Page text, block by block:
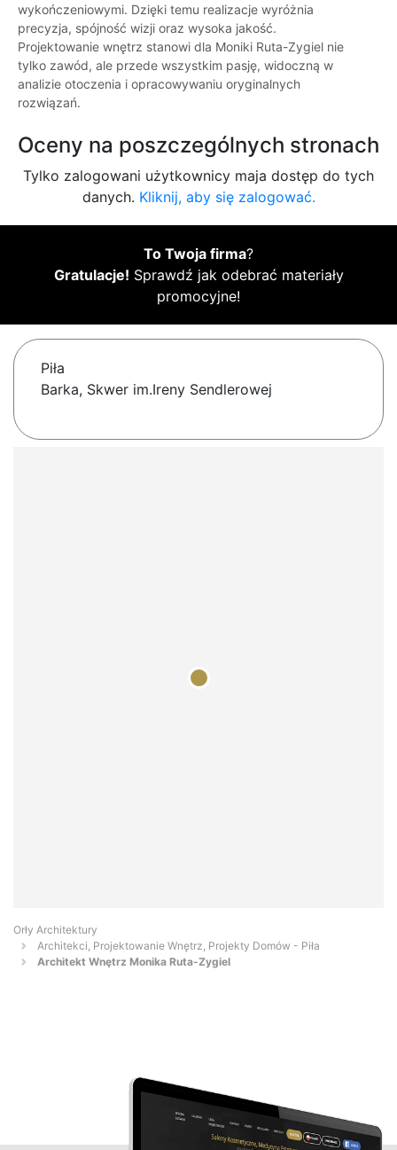
wykończeniowymi. Dzięki temu realizacje wyróżnia
precyzja, spójność wizji oraz wysoka jakość.
Projektowanie wnętrz stanowi dla Moniki Ruta-Zygiel nie
tylko zawód, ale przede wszystkim pasję, widoczną w
analizie otoczenia i opracowywaniu oryginalnych
rozwiązań.
Oceny na poszczególnych stronach
Tylko zalogowani użytkownicy maja dostęp do tych
danych. Kliknij, aby się zalogować.
To Twoja firma?
Gratulacje! Sprawdź jak odebrać materiały
promocyjne!
Piła
Barka, Skwer im.Ireny Sendlerowej
Orły Architektury
Architekci, Projektowanie Wnętrz, Projekty Domów - Piła
Architekt Wnętrz Monika Ruta-Zygiel